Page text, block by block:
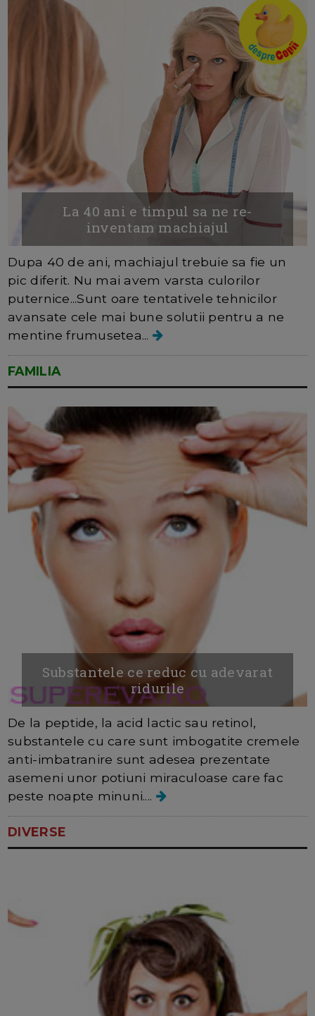
La 40 ani e timpul sa ne re-
inventam machiajul
Dupa 40 de ani, machiajul trebuie sa fie un
pic diferit. Nu mai avem varsta culorilor
puternice...Sunt oare tentativele tehnicilor
avansate cele mai bune solutii pentru a ne
mentine frumusetea...
FAMILIA
Substantele ce reduc cu adevarat
ridurile
De la peptide, la acid lactic sau retinol,
substantele cu care sunt imbogatite cremele
anti-imbatranire sunt adesea prezentate
asemeni unor potiuni miraculoase care fac
peste noapte minuni....
DIVERSE